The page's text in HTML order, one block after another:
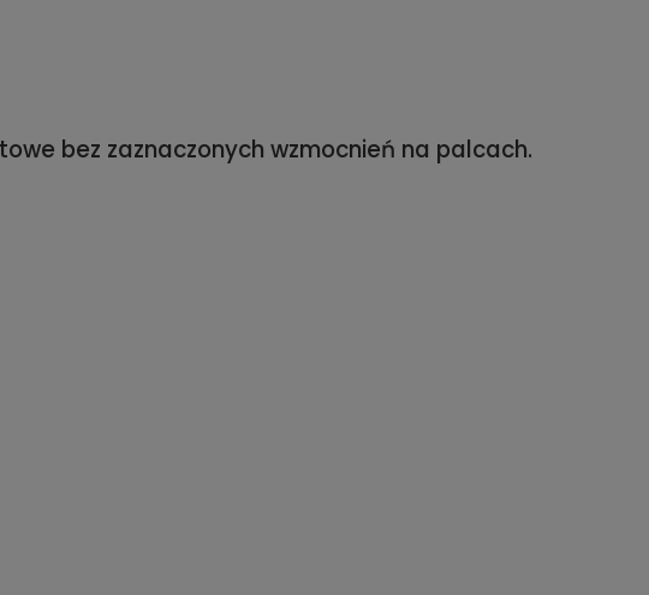
bez zaznaczonych wzmocnień na palcach.